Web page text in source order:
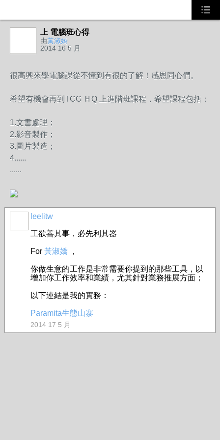
上 電腦班心得
由黃淑嬌
2014 16 5 月
很高興來學電腦課從不懂到有很的了解！感恩同心們。
希望有機會再到TCG ＨQ 上進階班課程，希望課程包括：
1.文書處理；
2.影音製作；
3.圖片製造；
4......
......
leelitw
工欲善其事，必先利其器
For 黃淑嬌 ，
你做生意的工作是非常需要你提到的那些工具，以
增加你工作效率和業績，尤其針對業務推展方面；
以下連結是我的實務：
Paramita生態山寨
2014 17 5 月